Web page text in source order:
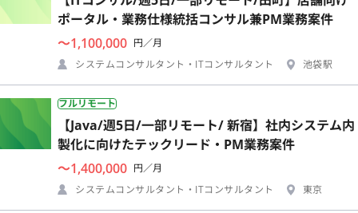
ポータル・業務仕様統括コンサル兼PM業務案件
〜1,100,000 円／月
システムコンサルタント・ITコンサルタント
池袋駅
フルリモート
【Java/週5日/一部リモート/ 新宿】社内システム内
製化に向けたテックリード・PM業務案件
〜1,400,000 円／月
システムコンサルタント・ITコンサルタント
東京